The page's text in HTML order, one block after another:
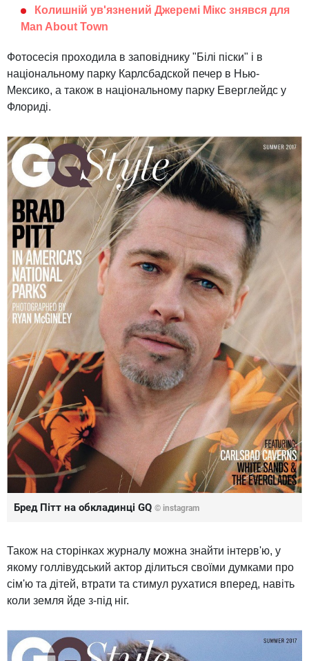
Колишній ув'язнений Джеремі Мікс знявся для
Man About Town
Фотосесія проходила в заповіднику "Білі піски" і в
національному парку Карлсбадской печер в Нью-
Мексико, а також в національному парку Еверглейдс у
Флориді.
Бред Пітт на обкладинці GQ © instagram
Також на сторінках журналу можна знайти інтерв'ю, у
якому голлівудський актор ділиться своїми думками про
сім'ю та дітей, втрати та стимул рухатися вперед, навіть
коли земля йде з-під ніг.